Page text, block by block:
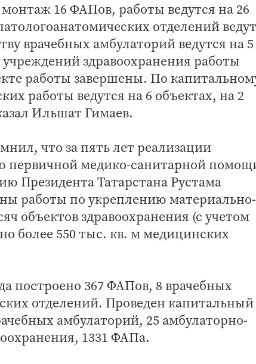
16 ФАПов, работы ведутся на 26
отделений
врачебных амбулаторий ведутся на 5
здравоохранения работы
работы завершены. По
работы ведутся на 6 объектах, на 2
Ильшат Гимаев.
что за пять лет реализации
первичной медико-санитарной
Президента Татарстана Рустама
работы по укреплению материально-
объектов здравоохранения (с учетом
более 550 тыс. кв. м медицинских
построено 367 ФАПов, 8 врачебных
отделений. Проведен капитальный
амбулаторий, 25 амбулаторно-
1331 ФАПа.